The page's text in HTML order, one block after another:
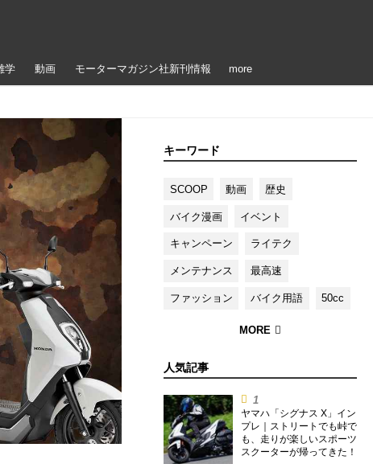
学 動画 モーターマガジン社新刊情報 more
キーワード
SCOOP 動画 歴史
バイク漫画 イベント
キャンペーン ライテク
メンテナンス 最高速
ファッション バイク用語 50cc
人気記事
ヤマハ「シグナス X」イン
プレ｜ストリートでも峠で
も、走りが楽しいスポーツ
スクーターが帰ってきた！